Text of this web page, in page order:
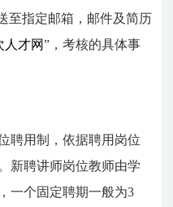
至指定邮箱，邮件及简历
人才网”，考核的具体事
聘用制，依据聘用岗位
新聘讲师岗位教师由学
一个固定聘期一般为3